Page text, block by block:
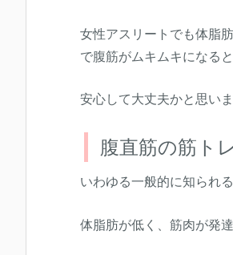
女性アスリートでも体脂
で腹筋がムキムキになる
安心して大丈夫かと思いま
腹直筋の筋トレ
いわゆる一般的に知られ
体脂肪が低く、筋肉が発